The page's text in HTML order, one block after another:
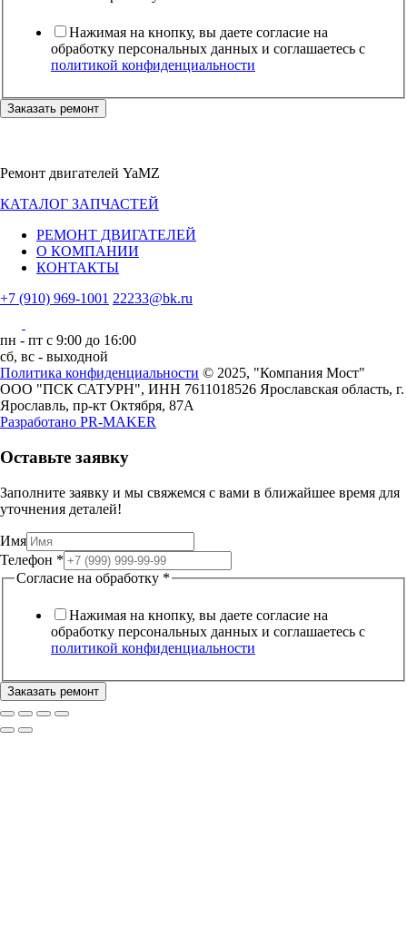
Нажимая на кнопку, вы даете согласие на
обработку персональных данных и соглашаетесь c
политикой конфиденциальности
Заказать ремонт
Ремонт двигателей YaMZ
КАТАЛОГ ЗАПЧАСТЕЙ
РЕМОНТ ДВИГАТЕЛЕЙ
О КОМПАНИИ
КОНТАКТЫ
+7 (910) 969-1001 22233@bk.ru
пн - пт с 9:00 до 16:00
сб, вс - выходной
Политика конфиденциальности © 2025, "Компания Мост"
ООО "ПСК САТУРН", ИНН 7611018526 Ярославская область, г.
Ярославль, пр-кт Октября, 87А
Разработано PR-MAKER
Оставьте заявку
Заполните заявку и мы свяжемся с вами в ближайшее время для
уточнения деталей!
на
Имя
Согласие
Имя
Телефон *
Согласие на обработку *
Нажимая на кнопку, вы даете согласие на
обработку персональных данных и соглашаетесь c
политикой конфиденциальности
Заказать ремонт